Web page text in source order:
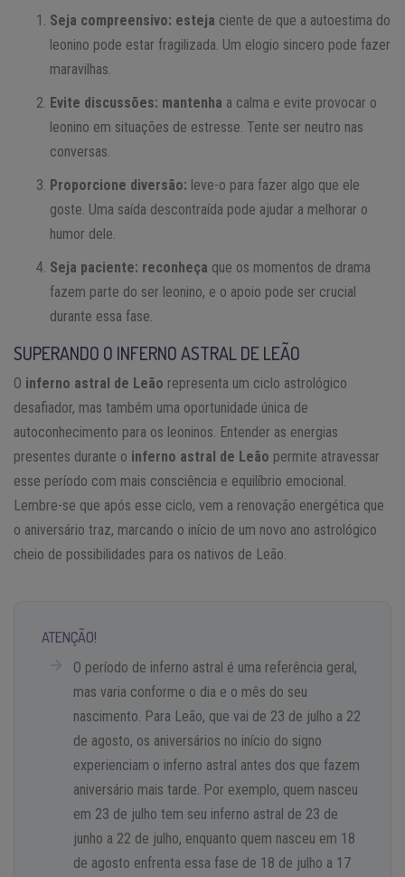
Seja compreensivo: esteja ciente de que a autoestima do
leonino pode estar fragilizada. Um elogio sincero pode fazer
maravilhas.
Evite discussões: mantenha a calma e evite provocar o
leonino em situações de estresse. Tente ser neutro nas
conversas.
Proporcione diversão: leve-o para fazer algo que ele
goste. Uma saída descontraída pode ajudar a melhorar o
humor dele.
Seja paciente: reconheça que os momentos de drama
fazem parte do ser leonino, e o apoio pode ser crucial
durante essa fase.
SUPERANDO O INFERNO ASTRAL DE LEÃO
O inferno astral de Leão representa um ciclo astrológico
desafiador, mas também uma oportunidade única de
autoconhecimento para os leoninos. Entender as energias
presentes durante o inferno astral de Leão permite atravessar
esse período com mais consciência e equilíbrio emocional.
Lembre-se que após esse ciclo, vem a renovação energética que
o aniversário traz, marcando o início de um novo ano astrológico
cheio de possibilidades para os nativos de Leão.
ATENÇÃO!
O período de inferno astral é uma referência geral,
mas varia conforme o dia e o mês do seu
nascimento. Para Leão, que vai de 23 de julho a 22
de agosto, os aniversários no início do signo
experienciam o inferno astral antes dos que fazem
aniversário mais tarde. Por exemplo, quem nasceu
em 23 de julho tem seu inferno astral de 23 de
junho a 22 de julho, enquanto quem nasceu em 18
de agosto enfrenta essa fase de 18 de julho a 17